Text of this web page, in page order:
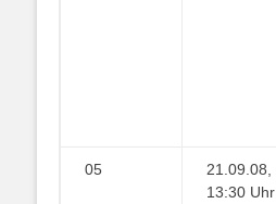
05
21.09.08,
13:30 Uhr